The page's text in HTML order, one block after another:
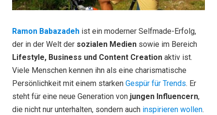
Ramon Babazadeh ist ein moderner Selfmade-Erfolg,
der in der Welt der sozialen Medien sowie im Bereich
Lifestyle, Business und Content Creation aktiv ist.
Viele Menschen kennen ihn als eine charismatische
Persönlichkeit mit einem starken Gespür für Trends. Er
steht für eine neue Generation von jungen Influencern,
die nicht nur unterhalten, sondern auch inspirieren wollen.